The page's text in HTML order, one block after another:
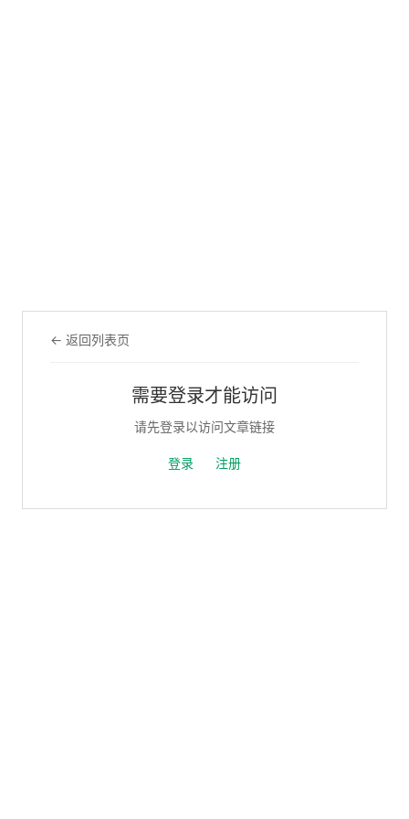
← 返回列表页
需要登录才能访问
请先登录以访问文章链接
登录 注册